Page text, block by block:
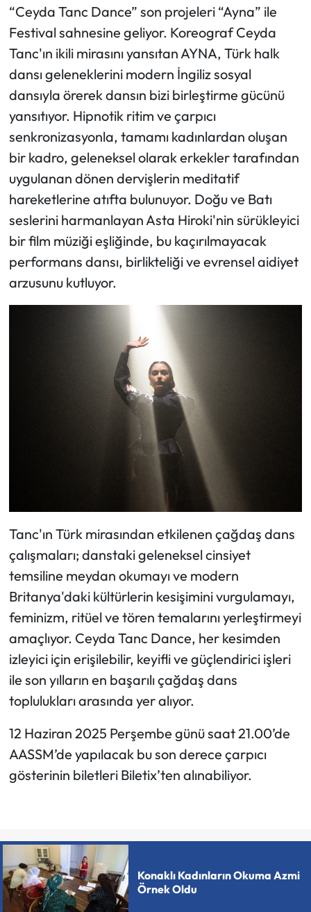
“Ceyda Tanc Dance” son projeleri “Ayna” ile
Festival sahnesine geliyor. Koreograf Ceyda
Tanc'ın ikili mirasını yansıtan AYNA, Türk halk
dansı geleneklerini modern İngiliz sosyal
dansıyla örerek dansın bizi birleştirme gücünü
yansıtıyor. Hipnotik ritim ve çarpıcı
senkronizasyonla, tamamı kadınlardan oluşan
bir kadro, geleneksel olarak erkekler tarafından
uygulanan dönen dervişlerin meditatif
hareketlerine atıfta bulunuyor. Doğu ve Batı
seslerini harmanlayan Asta Hiroki'nin sürükleyici
bir film müziği eşliğinde, bu kaçırılmayacak
performans dansı, birlikteliği ve evrensel aidiyet
arzusunu kutluyor.
Tanc'ın Türk mirasından etkilenen çağdaş dans
çalışmaları; danstaki geleneksel cinsiyet
temsiline meydan okumayı ve modern
Britanya'daki kültürlerin kesişimini vurgulamayı,
feminizm, ritüel ve tören temalarını yerleştirmeyi
amaçlıyor. Ceyda Tanc Dance, her kesimden
izleyici için erişilebilir, keyifli ve güçlendirici işleri
ile son yılların en başarılı çağdaş dans
toplulukları arasında yer alıyor.
12 Haziran 2025 Perşembe günü saat 21.00’de
AASSM’de yapılacak bu son derece çarpıcı
gösterinin biletleri Biletix’ten alınabiliyor.
Konaklı Kadınların Okuma Azmi
Örnek Oldu